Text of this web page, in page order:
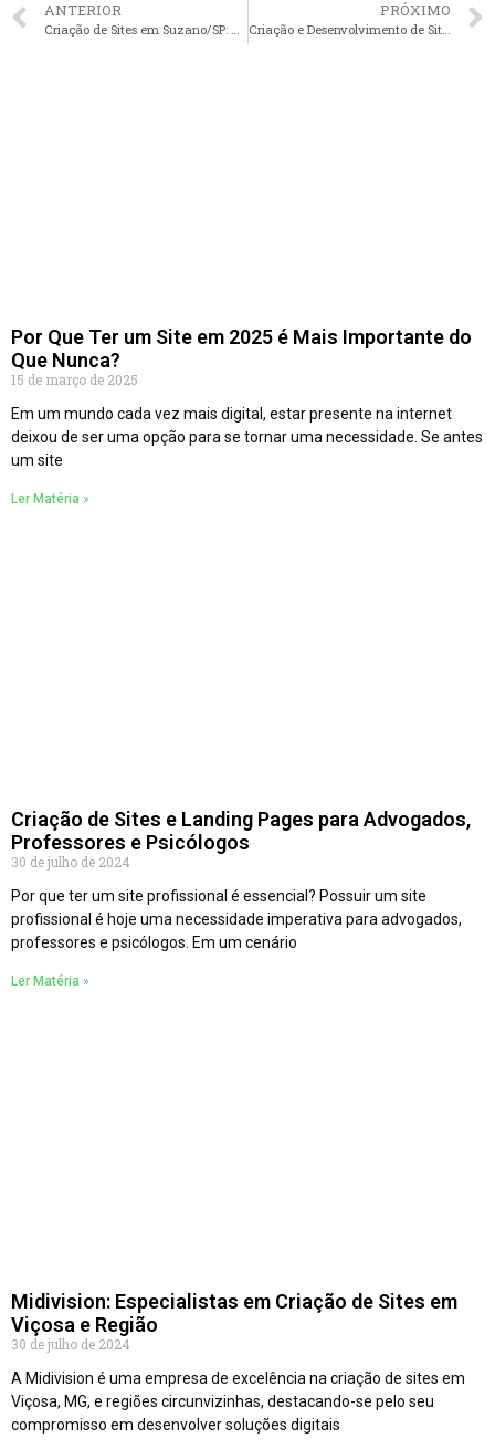
ANTERIOR
Criação de Sites em Suzano/SP: A Solução Ideal para Empresas e Autônomos
PRÓXIMO
Criação e Desenvolvimento de Sites para Empresas e Autônomos em Balneário Camboriú
Por Que Ter um Site em 2025 é Mais Importante do
Que Nunca?
15 de março de 2025
Em um mundo cada vez mais digital, estar presente na internet
deixou de ser uma opção para se tornar uma necessidade. Se antes
um site
Ler Matéria »
Criação de Sites e Landing Pages para Advogados,
Professores e Psicólogos
30 de julho de 2024
Por que ter um site profissional é essencial? Possuir um site
profissional é hoje uma necessidade imperativa para advogados,
professores e psicólogos. Em um cenário
Ler Matéria »
Midivision: Especialistas em Criação de Sites em
Viçosa e Região
30 de julho de 2024
A Midivision é uma empresa de excelência na criação de sites em
Viçosa, MG, e regiões circunvizinhas, destacando-se pelo seu
compromisso em desenvolver soluções digitais